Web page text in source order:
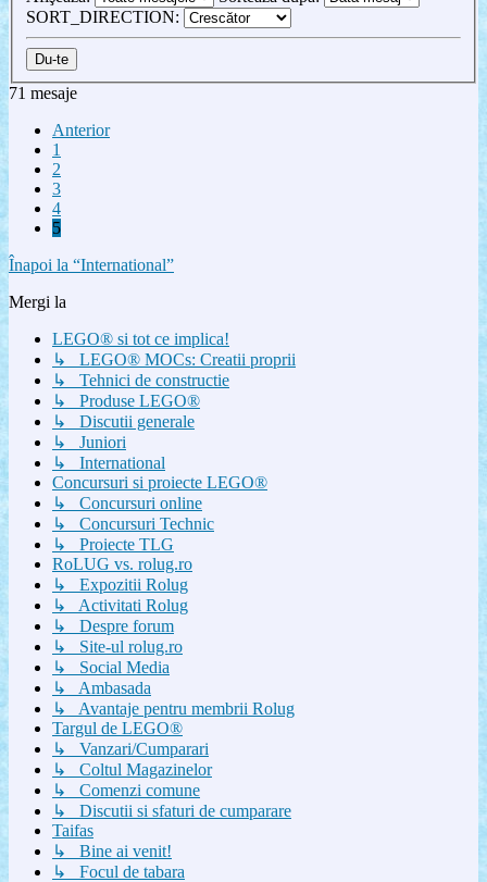
SORT_DIRECTION:
71 mesaje
Anterior
1
2
3
4
5
Înapoi la “International”
Mergi la
LEGO® si tot ce implica!
↳ LEGO® MOCs: Creatii proprii
↳ Tehnici de constructie
↳ Produse LEGO®
↳ Discutii generale
↳ Juniori
↳ International
Concursuri si proiecte LEGO®
↳ Concursuri online
↳ Concursuri Technic
↳ Proiecte TLG
RoLUG vs. rolug.ro
↳ Expozitii Rolug
↳ Activitati Rolug
↳ Despre forum
↳ Site-ul rolug.ro
↳ Social Media
↳ Ambasada
↳ Avantaje pentru membrii Rolug
Targul de LEGO®
↳ Vanzari/Cumparari
↳ Coltul Magazinelor
↳ Comenzi comune
↳ Discutii si sfaturi de cumparare
Taifas
↳ Bine ai venit!
↳ Focul de tabara